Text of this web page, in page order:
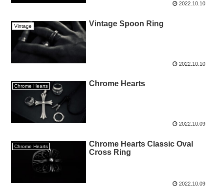
2022.10.10
Vintage Vintage Spoon Ring
2022.10.10
Chrome Hearts Chrome Hearts
2022.10.09
Chrome Hearts
Chrome Hearts Classic Oval
Cross Ring
2022.10.09